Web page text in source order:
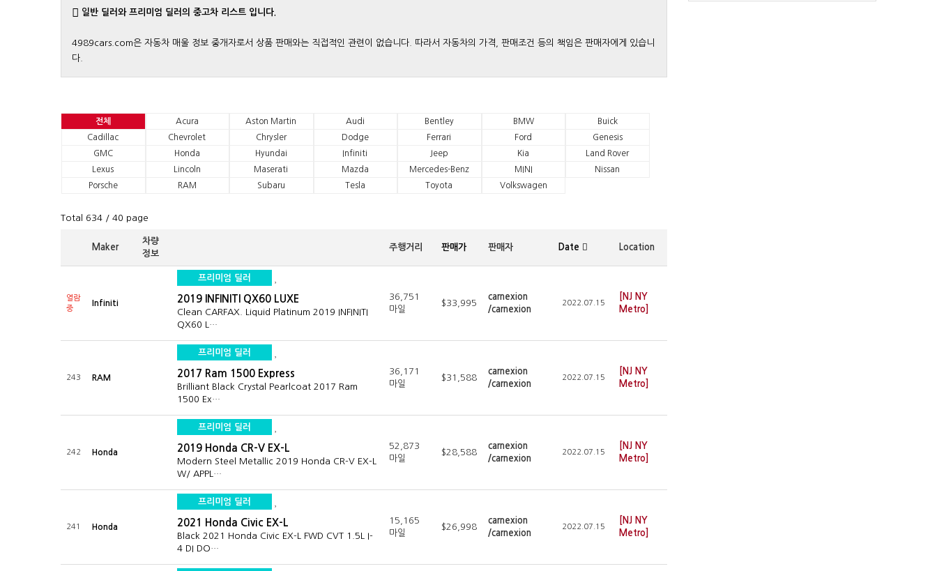
일반 딜러와 프리미엄 딜러의 중고차 리스트 입니다.
4989cars.com은 자동차 매울 정보 중개자로서 상품 판매와는 직접적인 관련이 없습니다. 따라서 자동차의 가격, 판매조건 등의 책임은 판매자에게 있습니
다.
전체 Acura Aston Martin Audi Bentley BMW
Buick
Cadillac
Chevrolet Chrysler Dodge Ferrari Ford
Genesis
GMC
Honda Hyundai Infiniti Jeep Kia
Land Rover
Lexus
Lincoln Maserati Mazda Mercedes-Benz MINI
Nissan
Porsche
RAM Subaru Tesla Toyota Volkswagen
Total 634 / 40 page
Maker
차량
정보
주행거리 판매가 판매자 Date Location
열람
중
Infiniti
프리미엄 딜러
2019 INFINITI QX60 LUXE
Clean CARFAX. Liquid Platinum 2019 INFINITI
QX60 L…
36,751
마일
$33,995
carnexion
/carnexion
2022.07.15
[NJ NY
Metro]
243 RAM
프리미엄 딜러
2017 Ram 1500 Express
Brilliant Black Crystal Pearlcoat 2017 Ram
1500 Ex…
36,171
마일
$31,588
carnexion
/carnexion
2022.07.15
[NJ NY
Metro]
242 Honda
프리미엄 딜러
2019 Honda CR-V EX-L
Modern Steel Metallic 2019 Honda CR-V EX-L
W/ APPL…
52,873
마일
$28,588
carnexion
/carnexion
2022.07.15
[NJ NY
Metro]
241 Honda
프리미엄 딜러
2021 Honda Civic EX-L
Black 2021 Honda Civic EX-L FWD CVT 1.5L I-
4 DI DO…
15,165
마일
$26,998
carnexion
/carnexion
2022.07.15
[NJ NY
Metro]